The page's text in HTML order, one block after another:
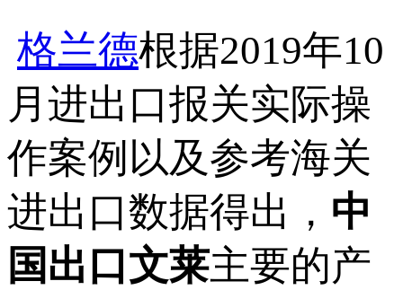
格兰德根据2019年10
月进出口报关实际操
作案例以及参考海关
进出口数据得出， 中
国出口文莱主要的产